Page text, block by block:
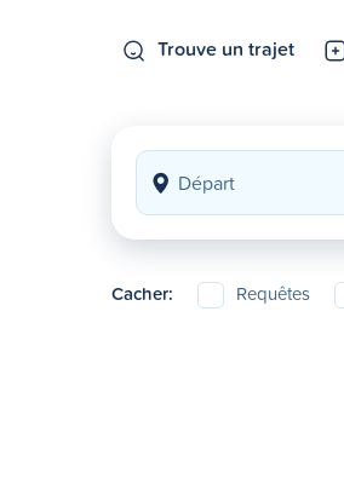
Trouve un trajet
Cacher: Requêtes